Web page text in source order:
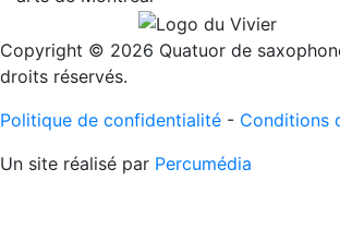
Copyright © 2026 Quatuor de
droits réservés.
Politique de confidentialité - Conditions
Un site réalisé par Percumédia